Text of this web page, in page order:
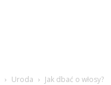
Uroda Jak dbać o włosy?